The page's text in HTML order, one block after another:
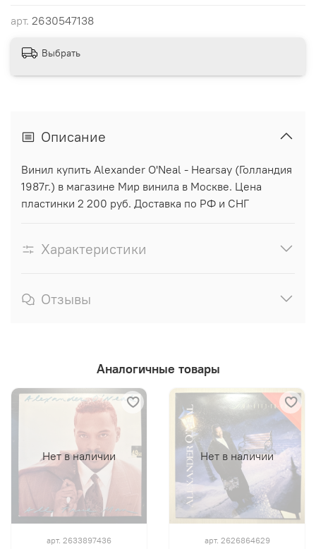
арт. 2630547138
Выбрать
Описание
Винил купить Alexander O'Neal - Hearsay (Голландия
1987г.) в магазине Мир винила в Москве. Цена
пластинки 2 200 руб. Доставка по РФ и СНГ
Характеристики
Отзывы
Аналогичные товары
Нет в наличии
арт. 2633897436
Нет в наличии
арт. 2626864629